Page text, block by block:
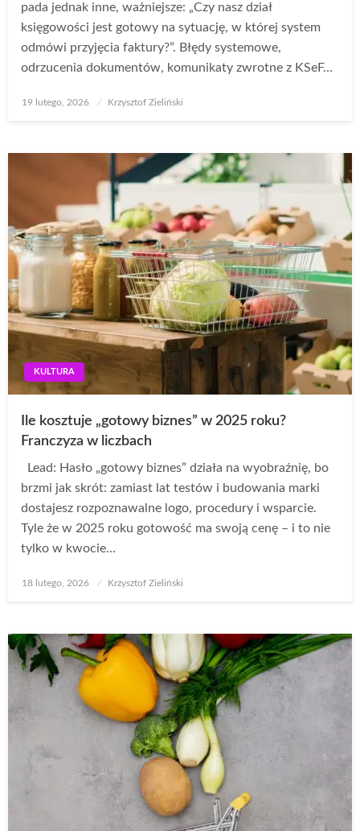
pada jednak inne, ważniejsze: „Czy nasz dział
księgowości jest gotowy na sytuację, w której system
odmówi przyjęcia faktury?”. Błędy systemowe,
odrzucenia dokumentów, komunikaty zwrotne z KSeF…
Opublikowane
19 lutego, 2026 Krzysztof Zieliński
KULTURA
Ile kosztuje „gotowy biznes” w 2025 roku?
Franczyza w liczbach
Lead: Hasło „gotowy biznes” działa na wyobraźnię, bo
brzmi jak skrót: zamiast lat testów i budowania marki
dostajesz rozpoznawalne logo, procedury i wsparcie.
Tyle że w 2025 roku gotowość ma swoją cenę – i to nie
tylko w kwocie…
Opublikowane
18 lutego, 2026 Krzysztof Zieliński